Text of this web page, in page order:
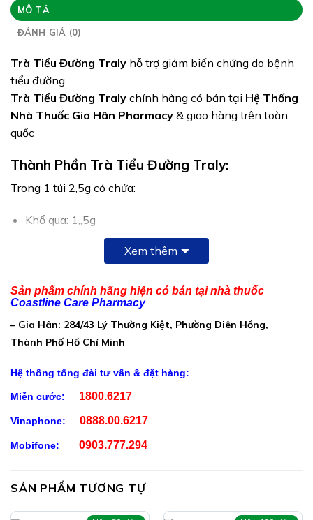
Tình trạng hàng: Hết hàng
MÔ TẢ
ĐÁNH GIÁ (0)
Trà Tiểu Đường Traly hỗ trợ giảm biến chứng do bệnh
tiểu đường
Trà Tiểu Đường Traly chính hãng có bán tại Hệ Thống
Nhà Thuốc Gia Hân Pharmacy & giao hàng trên toàn
quốc
Thành Phần Trà Tiểu Đường Traly:
Trong 1 túi 2,5g có chứa:
Khổ qua: 1,,5g
Dây thìa canh: 0,8g
Công Dụng Trà Tiểu Đường Traly:
Hỗ trợ giảm đường huyết, hỗ trợ giảm biến chứng do
bệnh tiểu đường
Ai Nên Dùng Trà Tiểu Đường Traly:
Xem thêm
Sản phẩm chính hãng hiện có bán tại nhà thuốc
Coastline Care Pharmacy
– Gia Hân: 284/43 Lý Thường Kiệt, Phường Diên Hồng,
Thành Phố Hồ Chí Minh
Hệ thống tổng đài tư vấn & đặt hàng:
Miễn cước: 1800.6217
Vinaphone: 0888.00.6217
Mobifone: 0903.777.294
SẢN PHẨM TƯƠNG TỰ